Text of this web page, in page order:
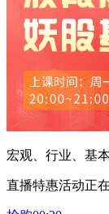
宏观、行业、基
直播特惠活动正